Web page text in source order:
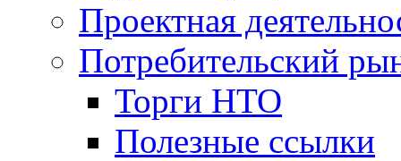
Проектная
Потребительский
Торги НТО
Полезные ссылки